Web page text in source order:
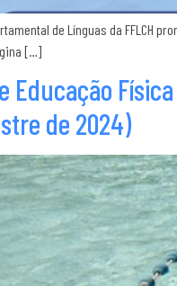
de Línguas da FFLCH
[…]
Educação
de 2024)